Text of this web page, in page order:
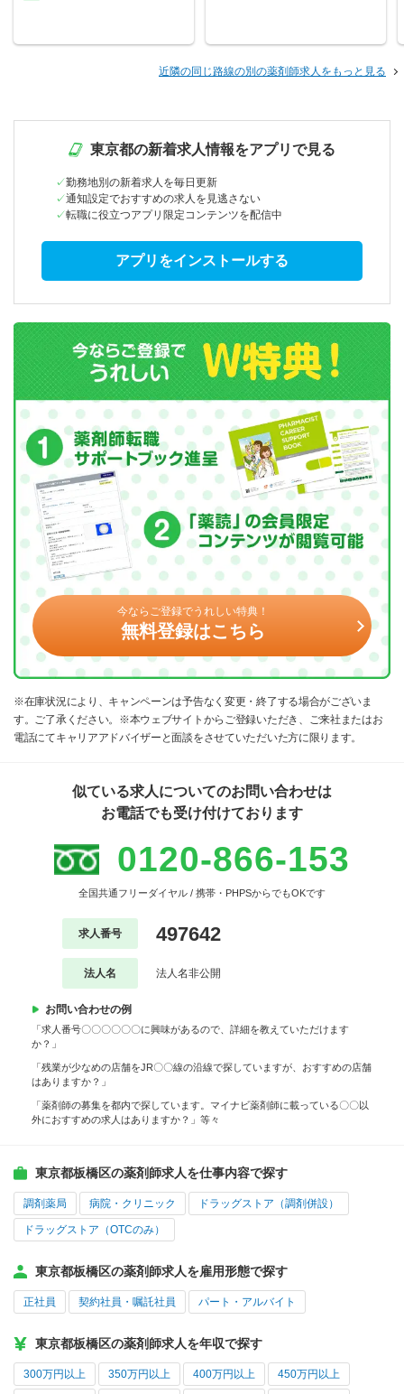
近隣の同じ路線の別の薬剤師求人をもっと見る
東京都の新着求人情報をアプリで見る
勤務地別の新着求人を毎日更新
通知設定でおすすめの求人を見逃さない
転職に役立つアプリ限定コンテンツを配信中
アプリをインストールする
今ならご登録でうれしい特典！
無料登録はこちら
※在庫状況により、キャンペーンは予告なく変更・終了する場合がございま
す。ご了承ください。※本ウェブサイトからご登録いただき、ご来社またはお
電話にてキャリアアドバイザーと面談をさせていただいた方に限ります。
似ている求人についてのお問い合わせは
お電話でも受け付けております
0120-866-153
全国共通フリーダイヤル / 携帯・PHPSからでもOKです
求人番号 497642
法人名 法人名非公開
お問い合わせの例
「求人番号〇〇〇〇〇〇に興味があるので、詳細を教えていただけます
か？」
「残業が少なめの店舗をJR〇〇線の沿線で探していますが、おすすめの店舗
はありますか？」
「薬剤師の募集を都内で探しています。マイナビ薬剤師に載っている〇〇以
外におすすめの求人はありますか？」等々
東京都板橋区の薬剤師求人を仕事内容で探す
調剤薬局 病院・クリニック ドラッグストア（調剤併設）
ドラッグストア（OTCのみ）
東京都板橋区の薬剤師求人を雇用形態で探す
正社員 契約社員・嘱託社員 パート・アルバイト
東京都板橋区の薬剤師求人を年収で探す
300万円以上 350万円以上 400万円以上 450万円以上